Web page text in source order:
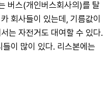
버스(개인버스회사의)를 탈
회사들이 있는데, 기름값이
는 자전거도 대여할 수 있다.
이 많이 있다. 리스본에는